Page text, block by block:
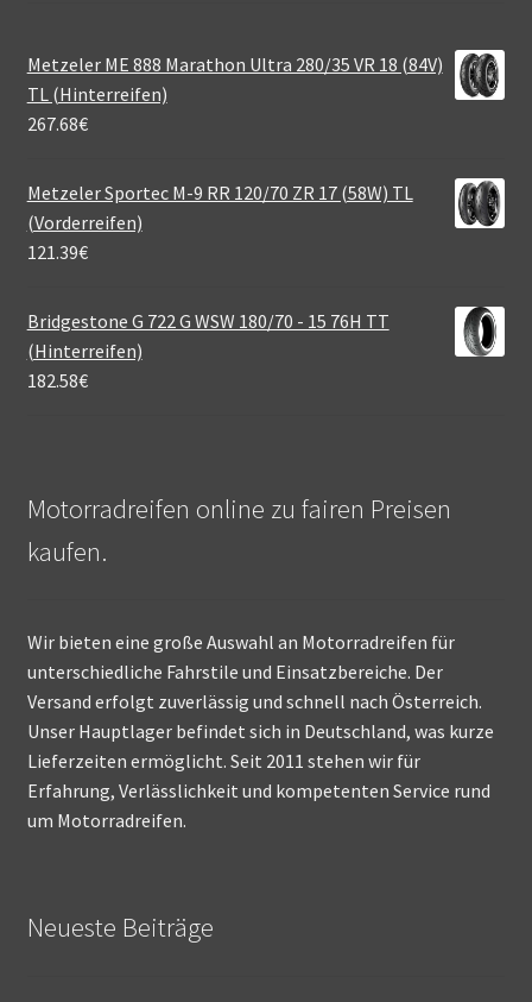
Metzeler ME 888 Marathon Ultra 280/35 VR 18 (84V)
TL (Hinterreifen)
267.68€
Metzeler Sportec M-9 RR 120/70 ZR 17 (58W) TL
(Vorderreifen)
121.39€
Bridgestone G 722 G WSW 180/70 - 15 76H TT
(Hinterreifen)
182.58€
Motorradreifen online zu fairen Preisen
kaufen.
Wir bieten eine große Auswahl an Motorradreifen für
unterschiedliche Fahrstile und Einsatzbereiche. Der
Versand erfolgt zuverlässig und schnell nach Österreich.
Unser Hauptlager befindet sich in Deutschland, was kurze
Lieferzeiten ermöglicht. Seit 2011 stehen wir für
Erfahrung, Verlässlichkeit und kompetenten Service rund
um Motorradreifen.
Neueste Beiträge